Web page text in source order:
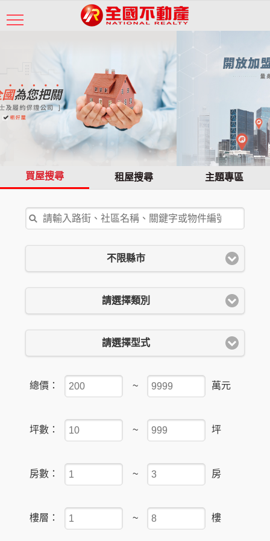
買屋搜尋 租屋搜尋 主題專區
不限縣市
請選擇類別
請選擇型式
總價： ~ 萬元
坪數： ~ 坪
房數： ~ 房
樓層： ~ 樓